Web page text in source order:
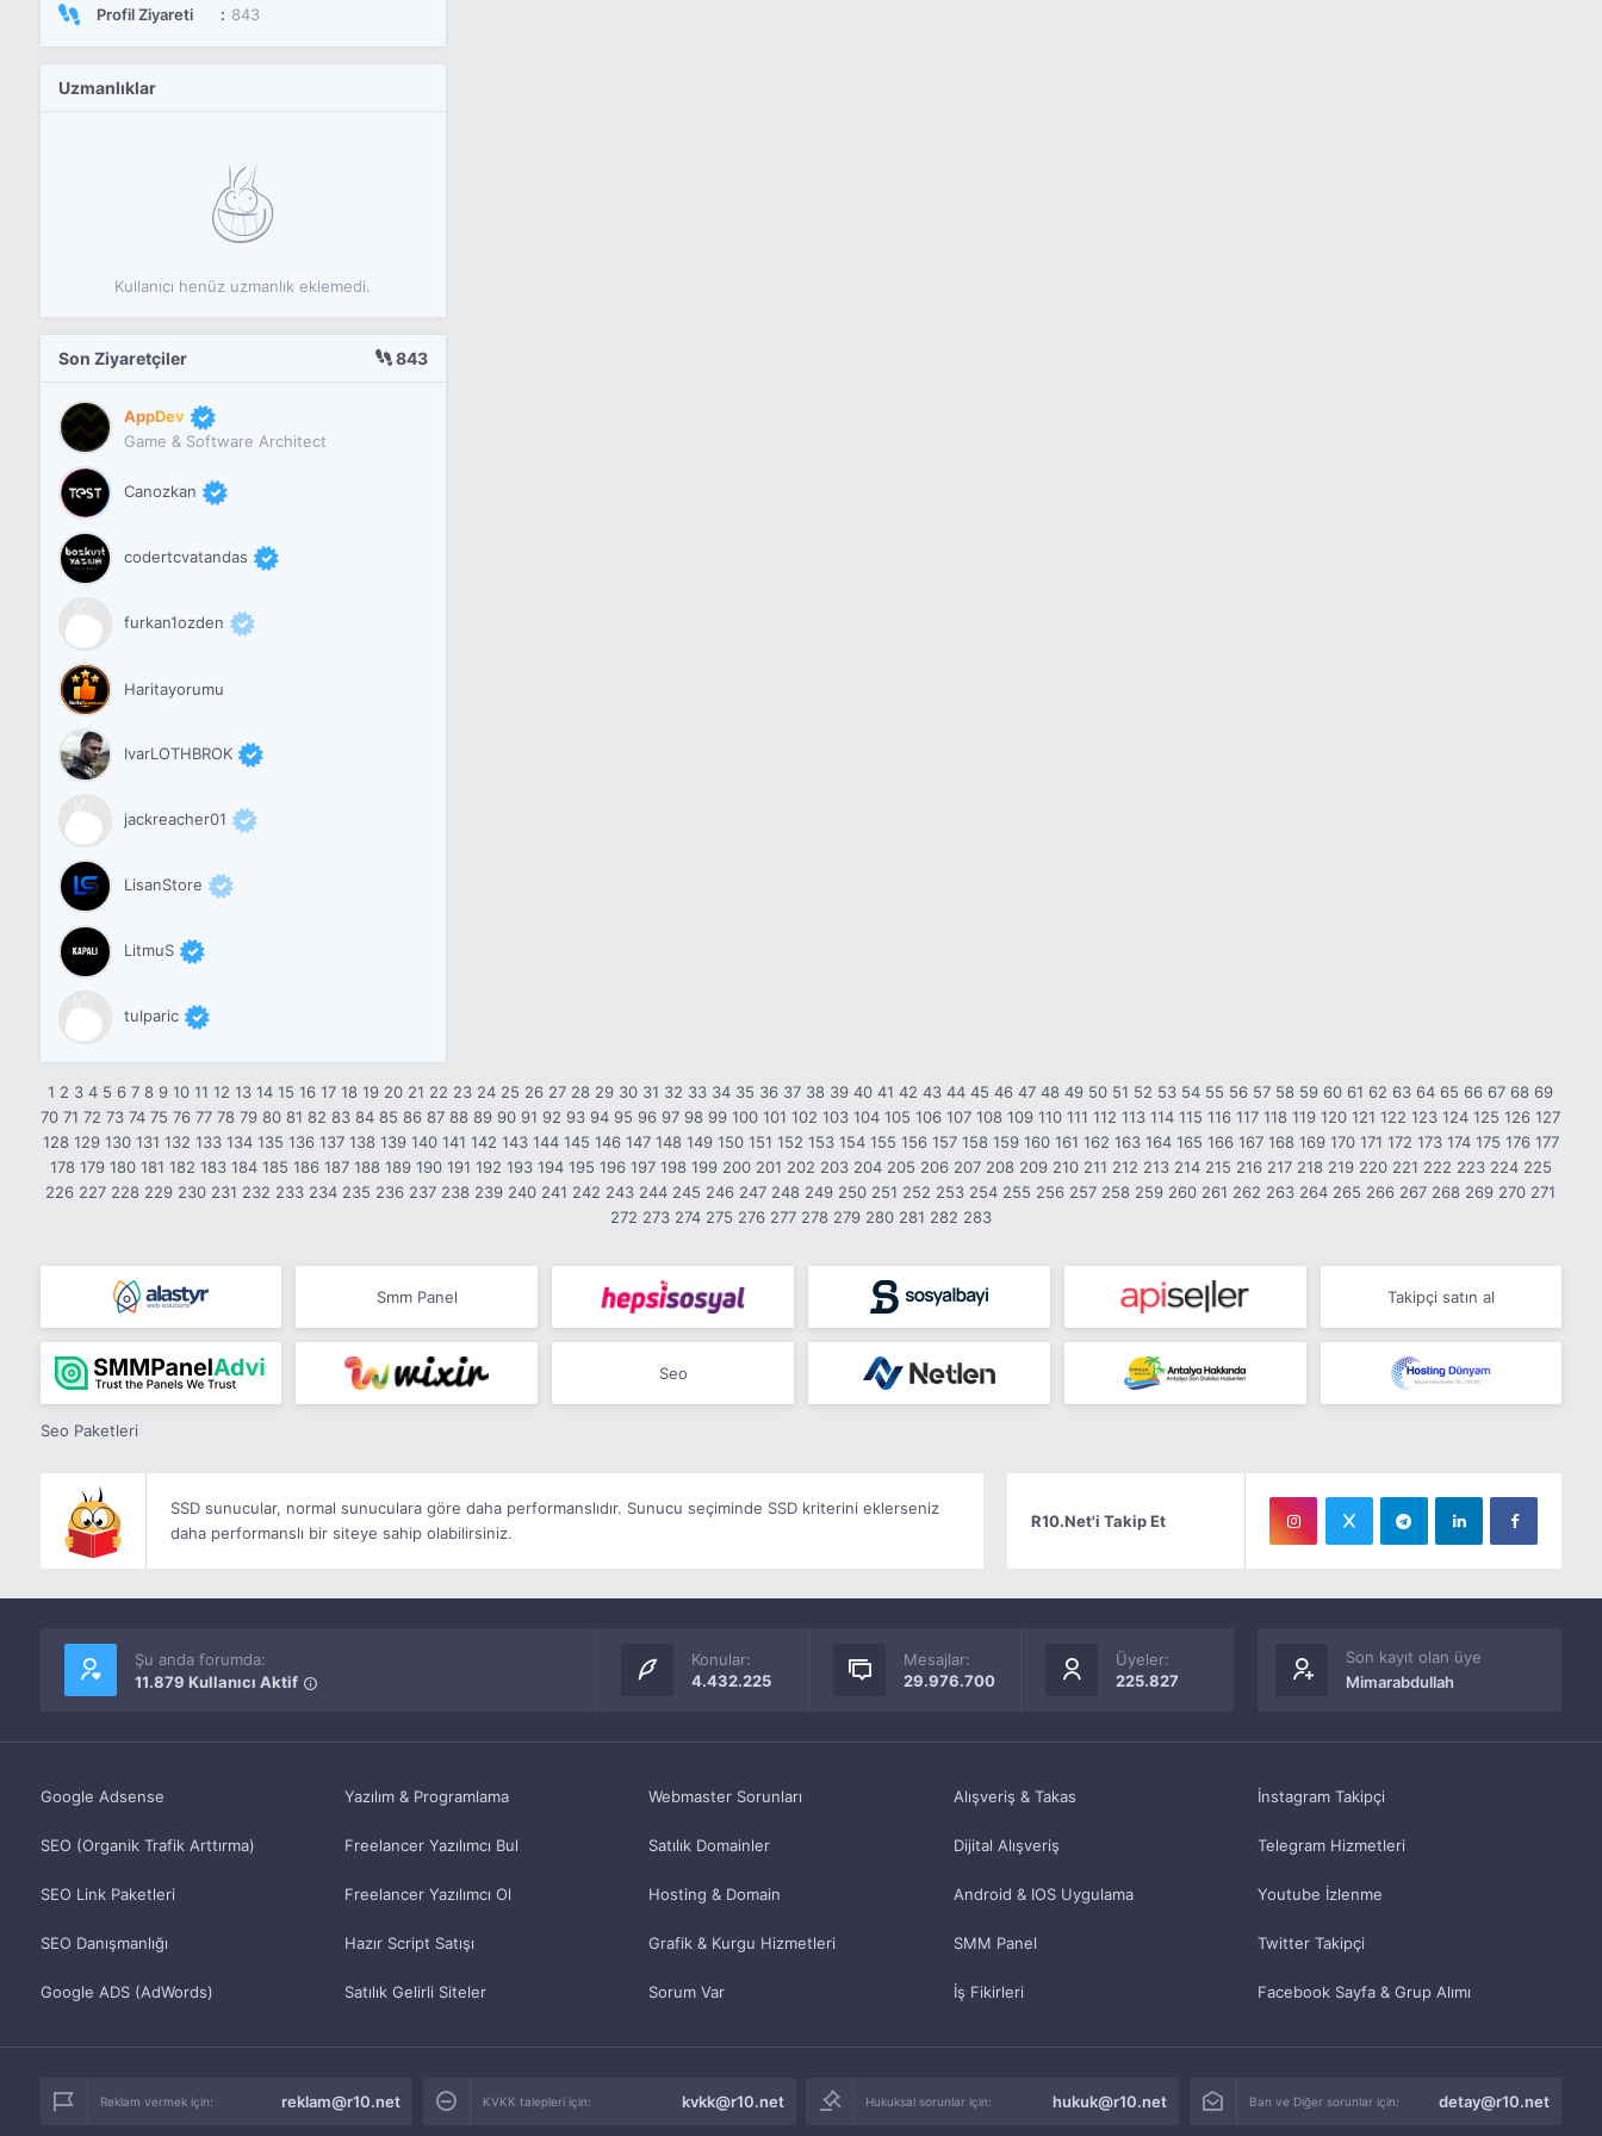
Profil Ziyareti 843
Uzmanlıklar
Kullanıcı henüz uzmanlık eklemedi.
Son Ziyaretçiler 843
AppDev
Game & Software Architect
Canozkan
codertcvatandas
furkan1ozden
Haritayorumu
IvarLOTHBROK
jackreacher01
LisanStore
LitmuS
tulparic
1 2 3 4 5 6 7 8 9 10 11 12 13 14 15 16 17 18 19 20 21 22 23 24 25 26 27 28 29 30 31 32 33 34 35 36 37 38 39 40 41 42 43 44 45 46 47 48 49 50 51 52 53 54 55 56 57 58 59 60 61 62 63 64 65 66 67 68 69
70 71 72 73 74 75 76 77 78 79 80 81 82 83 84 85 86 87 88 89 90 91 92 93 94 95 96 97 98 99 100 101 102 103 104 105 106 107 108 109 110 111 112 113 114 115 116 117 118 119 120 121 122 123 124 125 126 127
128 129 130 131 132 133 134 135 136 137 138 139 140 141 142 143 144 145 146 147 148 149 150 151 152 153 154 155 156 157 158 159 160 161 162 163 164 165 166 167 168 169 170 171 172 173 174 175 176 177
178 179 180 181 182 183 184 185 186 187 188 189 190 191 192 193 194 195 196 197 198 199 200 201 202 203 204 205 206 207 208 209 210 211 212 213 214 215 216 217 218 219 220 221 222 223 224 225
226 227 228 229 230 231 232 233 234 235 236 237 238 239 240 241 242 243 244 245 246 247 248 249 250 251 252 253 254 255 256 257 258 259 260 261 262 263 264 265 266 267 268 269 270 271
272 273 274 275 276 277 278 279 280 281 282 283
Smm Panel Takipçi satın al
Seo
Seo Paketleri
SSD sunucular, normal sunuculara göre daha performanslıdır. Sunucu seçiminde SSD kriterini eklerseniz
daha performanslı bir siteye sahip olabilirsiniz.
R10.Net'i Takip Et
Şu anda forumda:
11.879 Kullanıcı Aktif
Konular:
4.432.225
Mesajlar:
29.976.700
Üyeler:
225.827
Son kayıt olan üye
Mimarabdullah
Google Adsense
SEO (Organik Trafik Arttırma)
SEO Link Paketleri
SEO Danışmanlığı
Google ADS (AdWords)
Yazılım & Programlama
Freelancer Yazılımcı Bul
Freelancer Yazılımcı Ol
Hazır Script Satışı
Satılık Gelirli Siteler
Webmaster Sorunları
Satılık Domainler
Hosting & Domain
Grafik & Kurgu Hizmetleri
Sorum Var
Alışveriş & Takas
Dijital Alışveriş
Android & IOS Uygulama
SMM Panel
İş Fikirleri
İnstagram Takipçi
Telegram Hizmetleri
Youtube İzlenme
Twitter Takipçi
Facebook Sayfa & Grup Alımı
Reklam vermek için: reklam@r10.net KVKK talepleri için: kvkk@r10.net Hukuksal sorunlar için: hukuk@r10.net Ban ve Diğer sorunlar için: detay@r10.net